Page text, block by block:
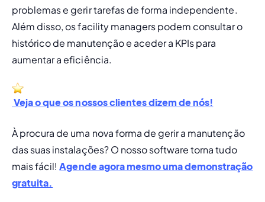
problemas e gerir tarefas de forma independente.
Além disso, os facility managers podem consultar o
histórico de manutenção e aceder a KPIs para
aumentar a eficiência.
Veja o que os nossos clientes dizem de nós!
À procura de uma nova forma de gerir a manutenção
das suas instalações? O nosso software torna tudo
mais fácil! Agende agora mesmo uma demonstração
gratuita.